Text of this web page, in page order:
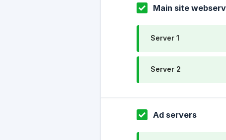
Main site
Server 1
Server 2
Ad servers